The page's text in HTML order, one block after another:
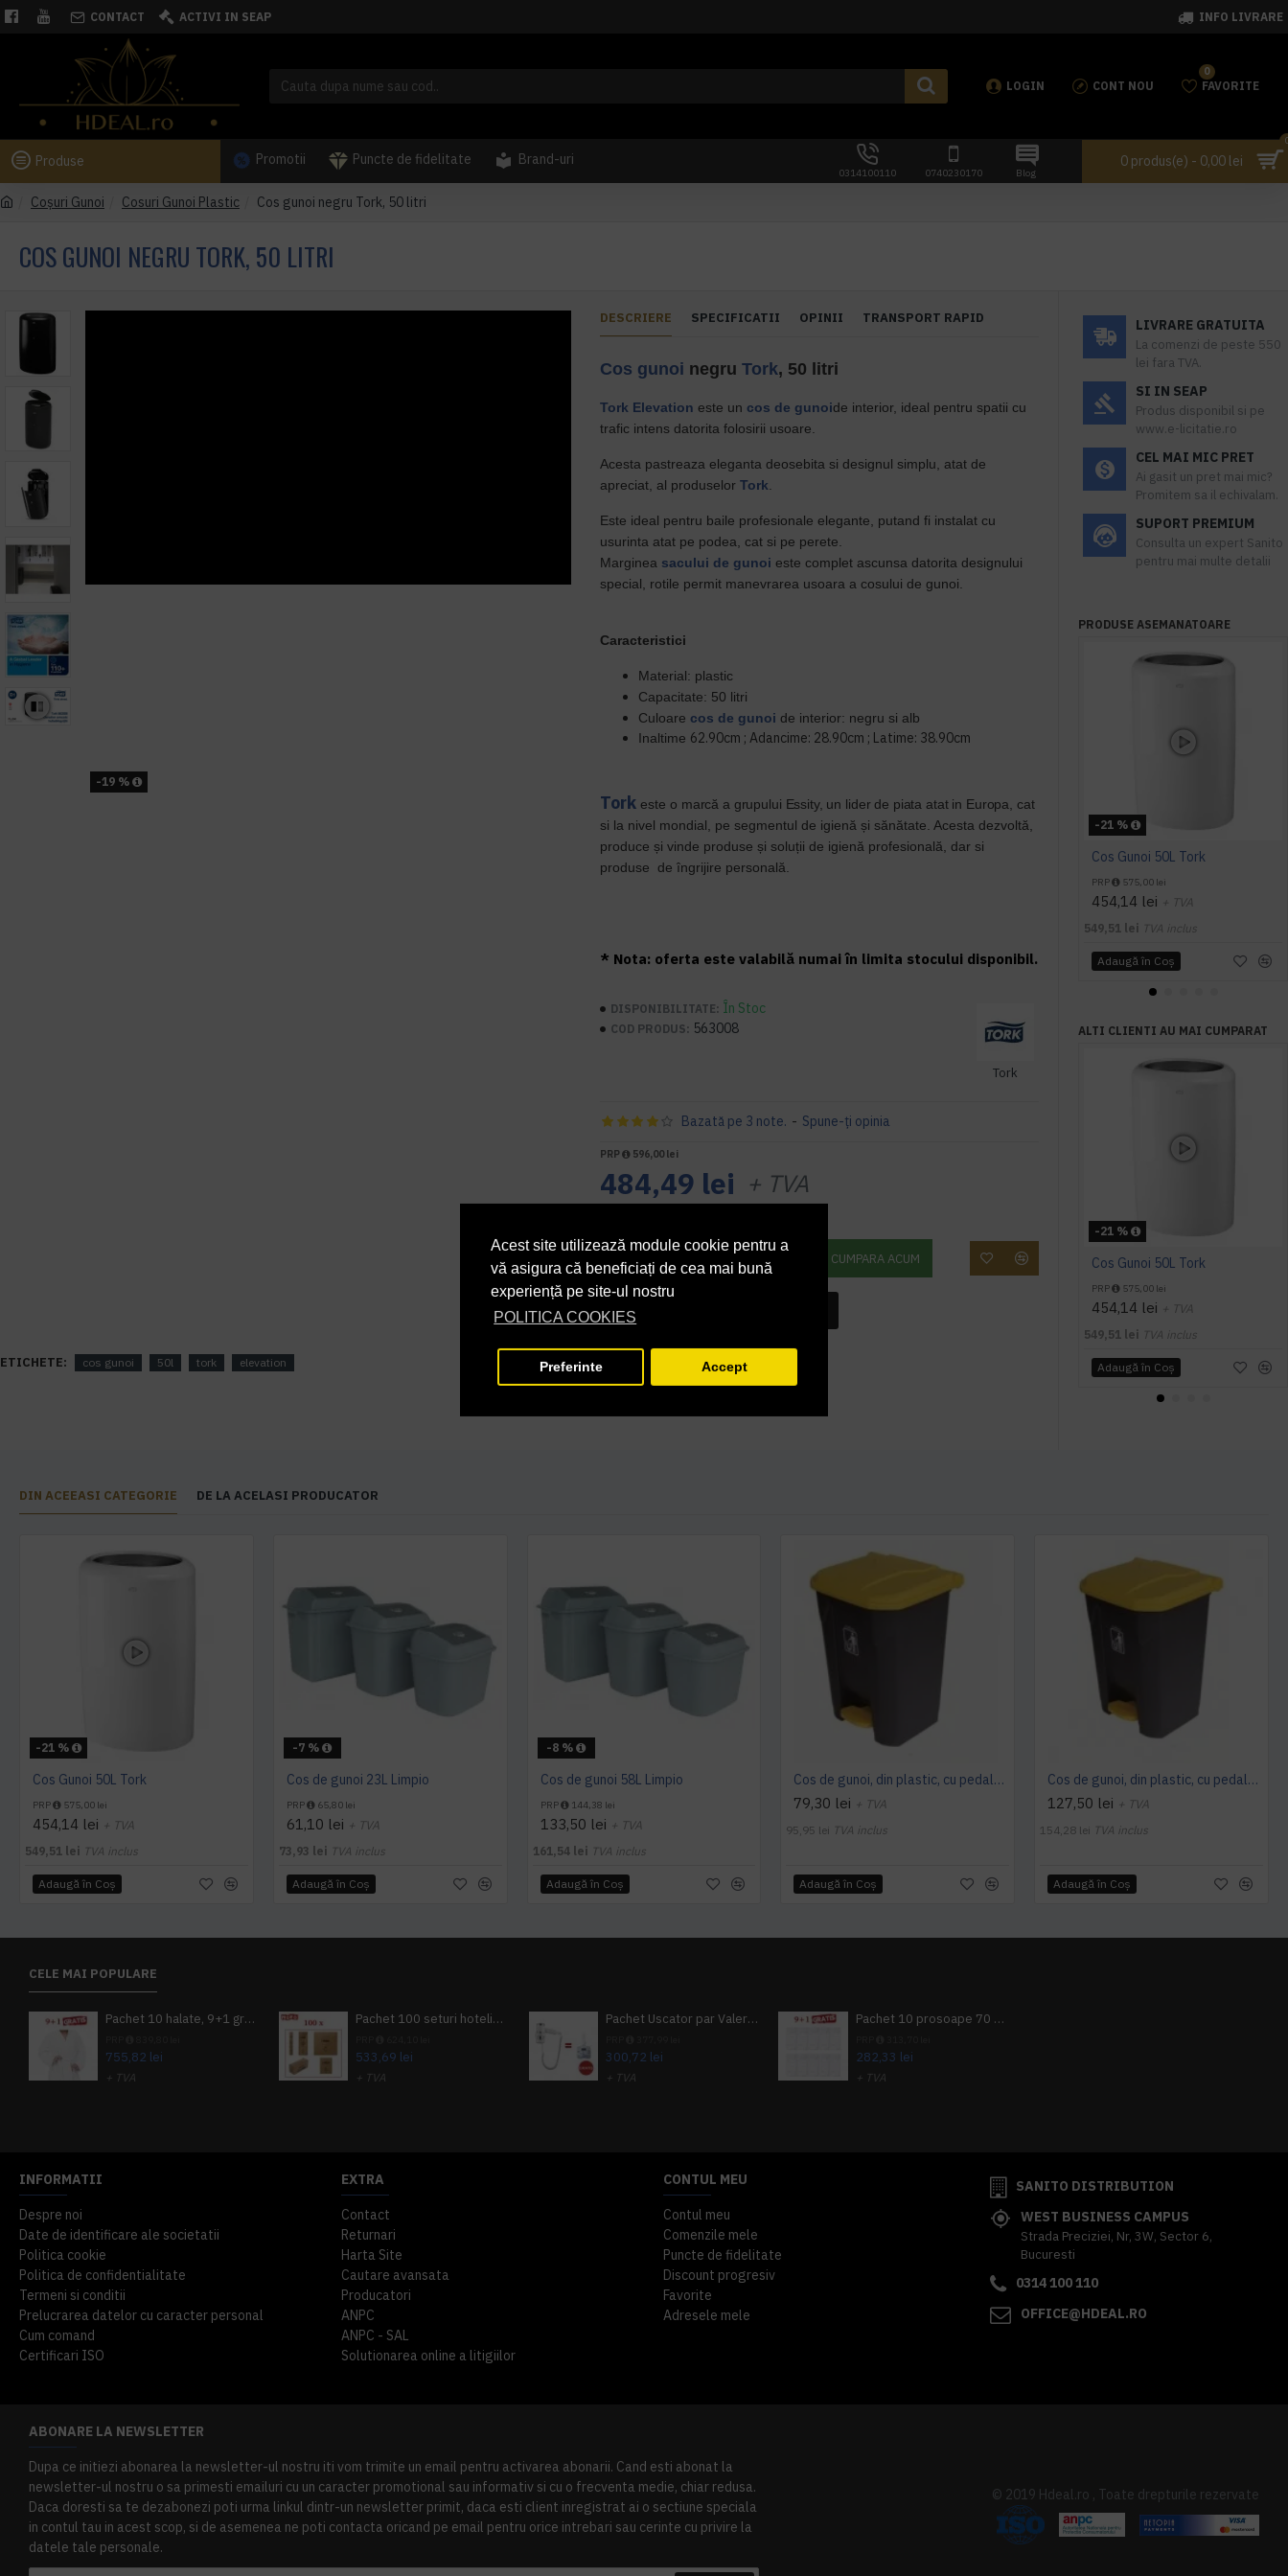
Acest site utilizează module cookie pentru a
vă asigura că beneficiați de cea mai bună
experiență pe site-ul nostru
POLITICA COOKIES
Preferinte Accept
CONTACT ACTIVI IN SEAP INFO LIVRARE
LOGIN CONT NOU FAVORITE
0
Produse Promotii Puncte de fidelitate Brand-uri
0314100110 0740230170 Blog
0 produs(e) - 0,00 lei
Coşuri Gunoi Cosuri Gunoi Plastic Cos gunoi negru Tork, 50 litri
COS GUNOI NEGRU TORK, 50 LITRI
-19 %
DESCRIERE SPECIFICATII OPINII TRANSPORT RAPID
Cos gunoi negruTork, 50 litri
Tork Elevation este un cos de gunoide interior, ideal pentru spatii cu
trafic intens datorita folosirii usoare.
Acesta pastreaza eleganta deosebita si designul simplu, atat de
apreciat, al produselorTork
Este ideal pentru baile profesionale elegante, putand fi instalat cu
usurinta atat pe podea, cat si pe perete.
Marginea sacului de gunoi este complet ascunsa datorita designului
special, rotile permit manevrarea usoara a cosului de gunoi.
Caracteristici
Material: plastic
Capacitate: 50 litri
Culoare cos de gunoi de interior: negru si alb
Inaltime 62.90cm ; Adancime: 28.90cm ; Latime: 38.90cm
Tork este o marcă a grupului Essity, un lider de piata atat in Europa, cat
si la nivel mondial, pe segmentul de igienă și sănătate. Acesta dezvoltă,
produce și vinde produse și soluții de igienă profesională, dar si
produse
de îngrijire personală.
* Nota: oferta este valabilă numai în limita stocului disponibil.
DISPONIBILITATE: În Stoc
COD PRODUS: 563008
Tork
Bazată pe 3 note. - Spune-ţi opinia
PRP 596,00 lei
484,49 lei + TVA
ADAUGĂ ÎN COŞ CUMPARA ACUM
INTREABA DESPRE ACEST PRODUS
ETICHETE: cos gunoi 50l tork elevation
LIVRARE GRATUITA
La comenzi de peste 550
lei fara TVA.
SI IN SEAP
Produs disponibil si pe
www.e-licitatie.ro
CEL MAI MIC PRET
Ai gasit un pret mai mic?
Promitem sa il echivalam.
SUPORT PREMIUM
Consulta un expert Sanito
pentru mai multe detalii
PRODUSE ASEMANATOARE
-21 %
Cos Gunoi 50L Tork
PRP 575,00 lei
454,14 lei + TVA
549,51 lei TVA inclus
Adaugă în Coş
ALTI CLIENTI AU MAI CUMPARAT
-21 %
Cos Gunoi 50L Tork
PRP 575,00 lei
454,14 lei + TVA
549,51 lei TVA inclus
Adaugă în Coş
DIN ACEEASI CATEGORIE DE LA ACELASI PRODUCATOR
-21 %
Cos Gunoi 50L Tork
PRP 575,00 lei
454,14 lei + TVA
549,51 lei TVA inclus
Adaugă în Coş
-7 %
Cos de gunoi 23L Limpio
PRP 65,80 lei
61,10 lei + TVA
73,93 lei TVA inclus
Adaugă în Coş
-8 %
Cos de gunoi 58L Limpio
PRP 144,38 lei
133,50 lei + TVA
161,54 lei TVA inclus
Adaugă în Coş
Cos de gunoi, din plastic, cu pedala, Limpio, 30 L
79,30 lei + TVA
95,95 lei TVA inclus
Adaugă în Coş
Cos de gunoi, din plastic, cu pedala, AQAS, 45 L
127,50 lei + TVA
154,28 lei TVA inclus
Adaugă în Coş
CELE MAI POPULARE
Pachet 10 halate, 9+1 gratuit
755,82 lei
+ TVA
Pachet 100 seturi hoteliere, set dentar, set barbierit, casca de dus, pila unghii, set cusut
533,69 lei
+ TVA
Pachet Uscator par Valera Action Super Plus + GRATUIT Sampon si gel de dus Tork
300,72 lei
+ TVA
Pachet 10 prosoape 70 x 140cm 9 + 1 gratuit
282,33 lei
+ TVA
INFORMATII
Despre noi
Date de identificare ale societatii
Politica cookie
Politica de confidentialitate
Termeni si conditii
Prelucrarea datelor cu caracter personal
Cum comand
Certificari ISO
EXTRA
Contact
Returnari
Harta Site
Cautare avansata
Producatori
ANPC
ANPC - SAL
Solutionarea online a litigiilor
CONTUL MEU
Contul meu
Comenzile mele
Puncte de fidelitate
Discount progresiv
Favorite
Adresele mele
SANITO DISTRIBUTION
WEST BUSINESS CAMPUS
Strada Preciziei, Nr, 3W, Sector 6,
Bucuresti
0314 100 110
OFFICE@HDEAL.RO
ABONARE LA NEWSLETTER
Dupa ce initiezi abonarea la newsletter-ul nostru iti vom trimite un email pentru activarea abonarii. Cand esti abonat la
newsletter-ul nostru o sa primesti emailuri cu un caracter promotional sau informativ si cu o frecventa medie, chiar redusa.
Daca doresti sa te dezabonezi poti urma linkul dintr-un newsletter primit, daca esti client inregistrat ai o sectiune speciala
in contul tau in acest scop, si de asemenea ne poti contacta oricand pe email pentru orice intrebari sau cerinte cu privire la
datele tale personale.
© 2019 Hdeal.ro , Toate drepturile rezervate